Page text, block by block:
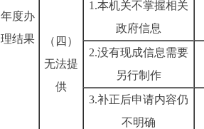
年度办
理结果
（四）
无法提
供
1.本机关不掌握相关
政府信息
2.没有现成信息需要
另行制作
3.补正后申请内容仍
不明确